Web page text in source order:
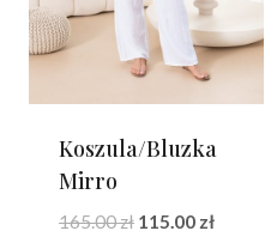
Koszula/Bluzka
Mirro
165.00zł Pierwotna
115.00 zł